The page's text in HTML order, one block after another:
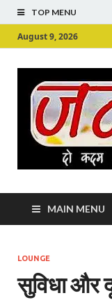
TOP MENU
August 9, 2026
MAIN MENU
LOUNGE
सुविधा और